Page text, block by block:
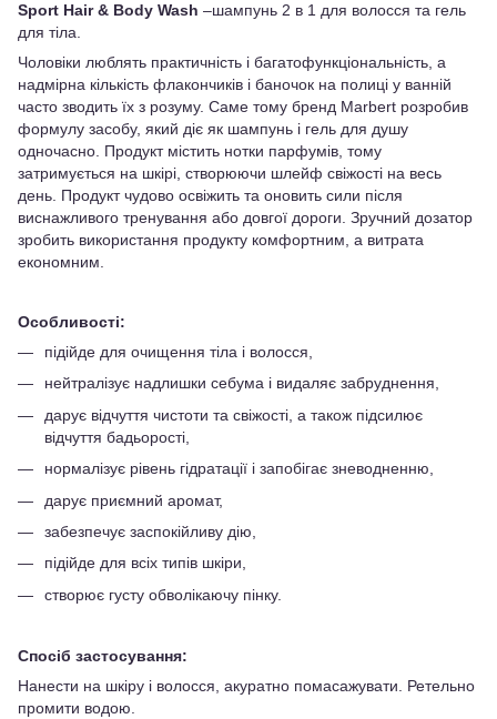
Sport Hair & Body Wash –шампунь 2 в 1 для волосся та гель
для тіла.
Чоловіки люблять практичність і багатофункціональність, а
надмірна кількість флакончиків і баночок на полиці у ванній
часто зводить їх з розуму. Саме тому бренд Marbert розробив
формулу засобу, який діє як шампунь і гель для душу
одночасно. Продукт містить нотки парфумів, тому
затримується на шкірі, створюючи шлейф свіжості на весь
день. Продукт чудово освіжить та оновить сили після
виснажливого тренування або довгої дороги. Зручний дозатор
зробить використання продукту комфортним, а витрата
економним.
Особливості:
підійде для очищення тіла і волосся,
нейтралізує надлишки себума і видаляє забруднення,
дарує відчуття чистоти та свіжості, а також підсилює
відчуття бадьорості,
нормалізує рівень гідратації і запобігає зневодненню,
дарує приємний аромат,
забезпечує заспокійливу дію,
підійде для всіх типів шкіри,
створює густу обволікаючу пінку.
Спосіб застосування:
Нанести на шкіру і волосся, акуратно помасажувати. Ретельно
промити водою.